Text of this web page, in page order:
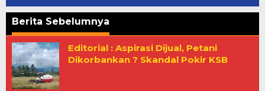
Berita Sebelumnya
KMC
News
Editorial : Aspirasi Dijual, Petani
Dikorbankan ? Skandal Pokir KSB